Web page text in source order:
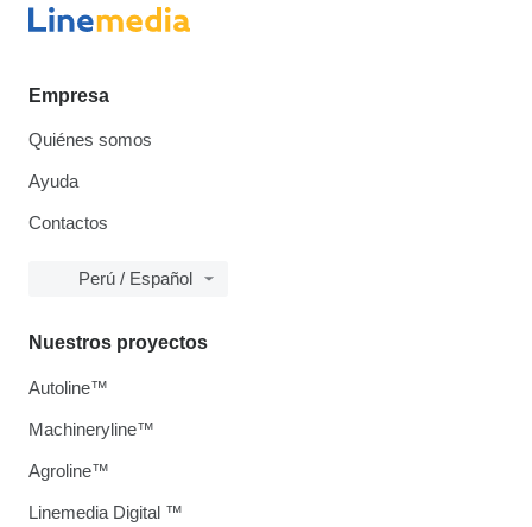
Empresa
Quiénes somos
Ayuda
Contactos
Perú / Español
Nuestros proyectos
Autoline™
Machineryline™
Agroline™
Linemedia Digital ™